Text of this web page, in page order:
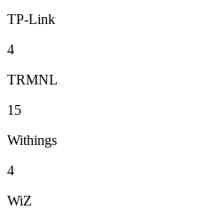
TP-Link
4
TRMNL
15
Withings
4
WiZ